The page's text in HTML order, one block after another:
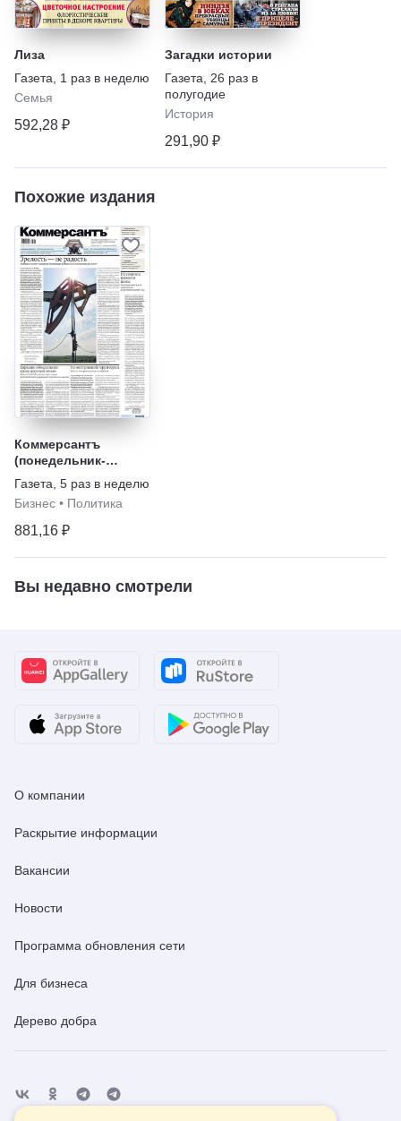
Лиза
Газета
1 раз в неделю
Семья
592,28 ₽
Загадки истории
Газета
26 раз в
полугодие
История
291,90 ₽
Похожие издания
Коммерсантъ
(понедельник-
пятница)
Газета 5 раз в неделю
Бизнес • Политика
881,16 ₽
Вы недавно смотрели
О компании
Раскрытие информации
Вакансии
Новости
Программа обновления сети
Для бизнеса
Дерево добра